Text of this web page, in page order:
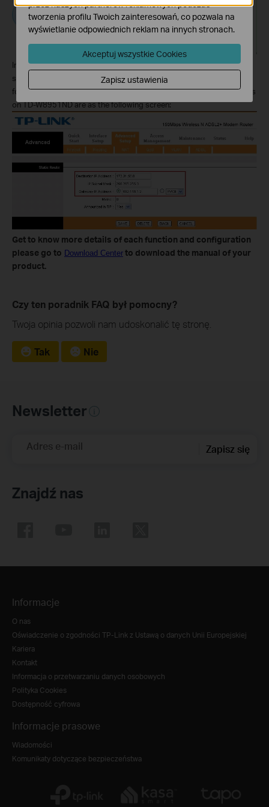
In order to make computers access the Local Network, we need to
set a static routing on the TD-W8951ND and the packets requiring
for Local Network access will be forwarded to Router 2. The settings
on TD-W8951ND are as the following screen:
Get to know more details of each function and configuration
please go to Download Center to download the manual of your
product.
Czy ten poradnik FAQ był pomocny?
Twoja opinia pozwoli nam udoskonalić tę stronę.
Tak Nie
Newsletter
Adres e-mail Zapisz się
Znajdź nas
Informacje
O nas
Oświadczenie o zgodności TP-Link z Ustawą o danych Unii Europejskiej
Kariera
Kontakt
Informacja o przetwarzaniu danych osobowych
Polityka Cookies
Dostępność cyfrowa
Informacje prasowe
Wiadomości
Komunikaty dotyczące bezpieczeństwa
przez naszych partnerów reklamowych podczas
tworzenia profilu Twoich zainteresowań, co pozwala na
wyświetlanie odpowiednich reklam na innych stronach.
Akceptuj wszystkie Cookies
Zapisz ustawienia